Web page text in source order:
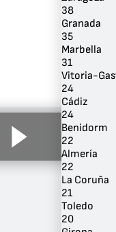
Por Género
38
Granada
35
Marbella
31
Vitoria-
24
Cádiz
24
Benidorm
22
Almería
22
La Coruña
21
Toledo
20